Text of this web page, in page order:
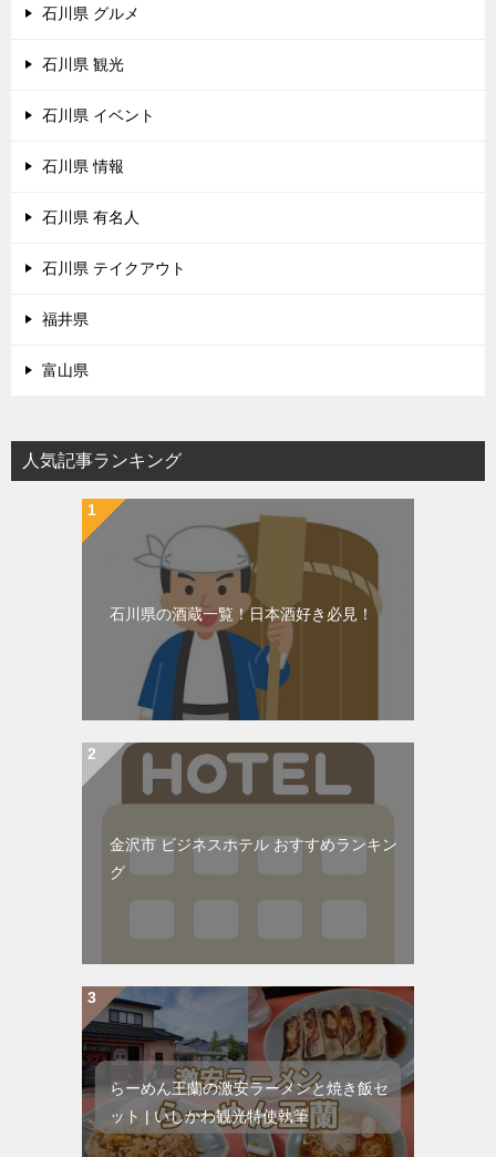
石川県 グルメ
石川県 観光
石川県 イベント
石川県 情報
石川県 有名人
石川県 テイクアウト
福井県
富山県
人気記事ランキング
石川県の酒蔵一覧！日本酒好き必見！
金沢市 ビジネスホテル おすすめランキン
グ
らーめん王蘭の激安ラーメンと焼き飯セ
ット | いしかわ観光特使執筆